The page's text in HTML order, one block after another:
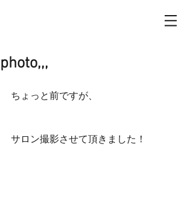
photo,,,
ちょっと前ですが、
サロン撮影させて頂きました！